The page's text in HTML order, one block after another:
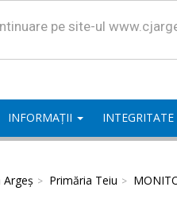
pe site-ul
INFORMAȚII
Argeș Primăria Teiu